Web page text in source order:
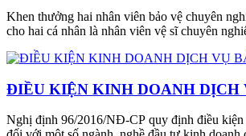
Khen thưởng hai nhân viên bảo vệ chuyên
cho hai cá nhân là nhân viên vệ sĩ chuyên
ĐIỀU KIỆN KINH DOANH DỊCH
Nghị định 96/2016/NĐ-CP quy định điều kiện